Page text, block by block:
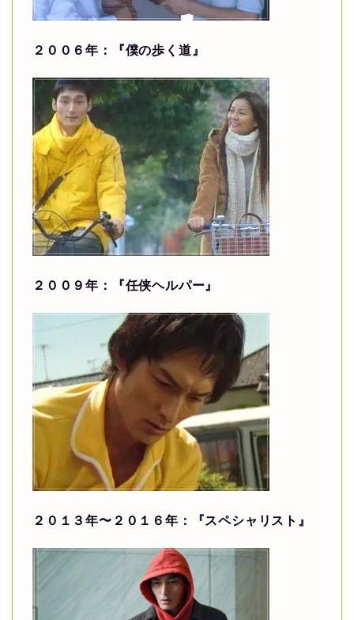
２００６年：『僕の歩く道』
２００９年：『任侠ヘルパー』
２０１３年〜２０１６年：『スペシャリスト』